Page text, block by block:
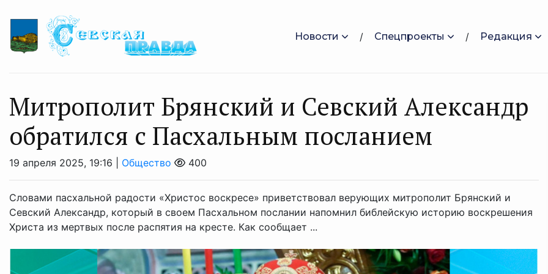
Новости Спецпроекты Редакция
Митрополит Брянский и Севский Александр
обратился с Пасхальным посланием
19 апреля 2025, 19:16 | Общество 400
Словами пасхальной радости «Христос воскресе» приветствовал верующих митрополит Брянский и
Севский Александр, который в своем Пасхальном послании напомнил библейскую историю воскрешения
Христа из мертвых после распятия на кресте. Как сообщает ...